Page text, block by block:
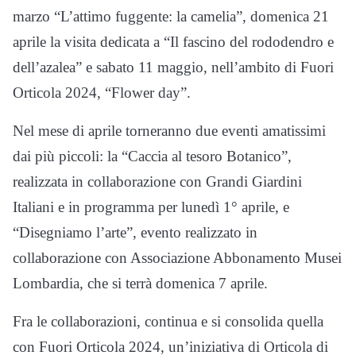
marzo “L’attimo fuggente: la camelia”, domenica 21
aprile la visita dedicata a “Il fascino del rododendro e
dell’azalea” e sabato 11 maggio, nell’ambito di Fuori
Orticola 2024, “Flower day”.
Nel mese di aprile torneranno due eventi amatissimi
dai più piccoli: la “Caccia al tesoro Botanico”,
realizzata in collaborazione con Grandi Giardini
Italiani e in programma per lunedì 1° aprile, e
“Disegniamo l’arte”, evento realizzato in
collaborazione con Associazione Abbonamento Musei
Lombardia, che si terrà domenica 7 aprile.
Fra le collaborazioni, continua e si consolida quella
con Fuori Orticola 2024, un’iniziativa di Orticola di